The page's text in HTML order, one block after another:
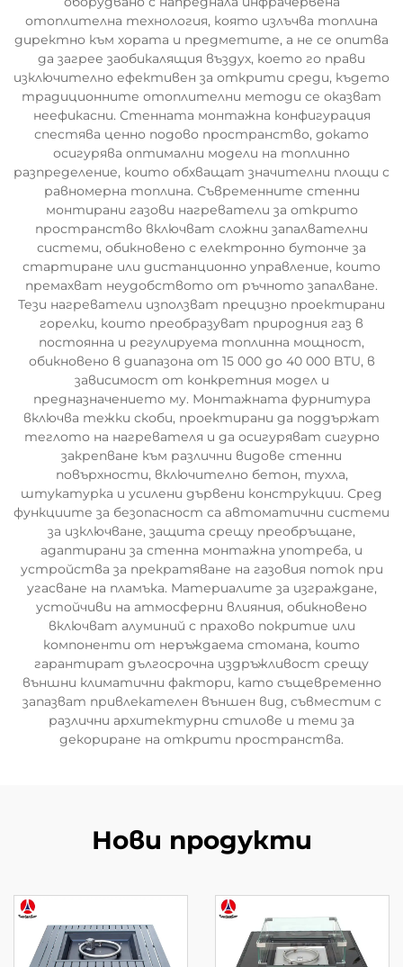
отоплителна технология, която излъчва топлина
директно към хората и предметите, а не се опитва
да загрее заобикалящия въздух, което го прави
изключително ефективен за открити среди, където
традиционните отоплителни методи се оказват
неефикасни. Стенната монтажна конфигурация
спестява ценно подово пространство, докато
осигурява оптимални модели на топлинно
разпределение, които обхващат значителни площи с
равномерна топлина. Съвременните стенни
монтирани газови нагреватели за открито
пространство включват сложни запалвателни
системи, обикновено с електронно бутонче за
стартиране или дистанционно управление, които
премахват неудобството от ръчното запалване.
Тези нагреватели използват прецизно проектирани
горелки, които преобразуват природния газ в
постоянна и регулируема топлинна мощност,
обикновено в диапазона от 15 000 до 40 000 BTU, в
зависимост от конкретния модел и
предназначението му. Монтажната фурнитура
включва тежки скоби, проектирани да поддържат
теглото на нагревателя и да осигуряват сигурно
закрепване към различни видове стенни
повърхности, включително бетон, тухла,
штукатурка и усилени дървени конструкции. Сред
функциите за безопасност са автоматични системи
за изключване, защита срещу преобръщане,
адаптирани за стенна монтажна употреба, и
устройства за прекратяване на газовия поток при
угасване на пламъка. Материалите за изграждане,
устойчиви на атмосферни влияния, обикновено
включват алуминий с прахово покритие или
компоненти от неръждаема стомана, които
гарантират дългосрочна издръжливост срещу
външни климатични фактори, като същевременно
запазват привлекателен външен вид, съвместим с
различни архитектурни стилове и теми за
декориране на открити пространства.
Нови продукти